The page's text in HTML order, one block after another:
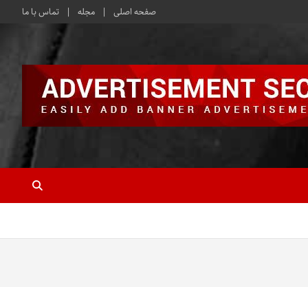
صفحه اصلی مجله تماس با ما